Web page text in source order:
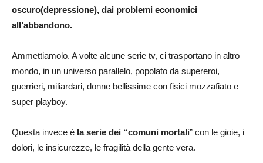
oscuro(depressione), dai problemi economici
all’abbandono.
Ammettiamolo. A volte alcune serie tv, ci trasportano in altro
mondo, in un universo parallelo, popolato da supereroi,
guerrieri, miliardari, donne bellissime con fisici mozzafiato e
super playboy.
Questa invece è la serie dei “comuni mortali” con le gioie, i
dolori, le insicurezze, le fragilità della gente vera.